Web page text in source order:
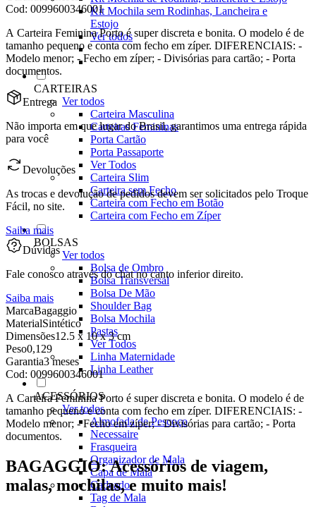
Kit Mochila sem Rodinhas, Lancheira e
Estojo
Ver todos
CARTEIRAS
Ver todos
Carteira Masculina
Carteiras Femininas
Porta Cartão
Porta Passaporte
Ver Todos
Carteira Slim
Carteira sem Fecho
Carteira com Fecho em Botão
Carteira com Fecho em Zíper
BOLSAS
Ver todos
Bolsa de Ombro
Bolsa Transversal
Bolsa De Mão
Shoulder Bag
Bolsa Mochila
Pastas
Ver Todos
Linha Maternidade
Linha Leather
ACESSÓRIOS
Ver todos
Almofada de Pescoço
Necessaire
Frasqueira
Organizador de Mala
Capa de Mala
Cadeado
Tag de Mala
Cod: 0099600346001
A Carteira Feminina Porto é super discreta e bonita. O modelo é de
tamanho pequeno e conta com fecho em zíper. DIFERENCIAIS: -
Modelo menor; - Fecho em zíper; - Divisórias para cartão; - Porta
documentos.
Entrega
Não importa em que lugar do Brasil, garantimos uma entrega rápida
para você
Devoluções
As trocas e devolução de pedidos devem ser solicitados pelo Troque
Fácil, no site.
Saiba mais
Dúvidas
Fale conosco através do chat no canto inferior direito.
Saiba mais
MarcaBagaggio
MaterialSintético
Dimensões12.5 x 10 x 3 cm
Peso0,129
Garantia3 meses
Cod: 0099600346001
A Carteira Feminina Porto é super discreta e bonita. O modelo é de
tamanho pequeno e conta com fecho em zíper. DIFERENCIAIS: -
Modelo menor; - Fecho em zíper; - Divisórias para cartão; - Porta
documentos.
BAGAGGIO: Acessórios de viagem,
malas, mochilas, e muito mais!